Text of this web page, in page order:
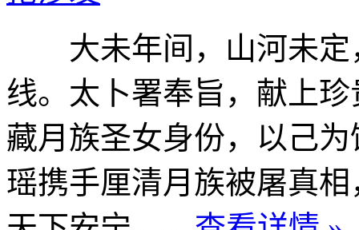
大未年间，山河未定
线。太卜署奉旨，献上
藏月族圣女身份，以己
瑶携手厘清月族被屠真